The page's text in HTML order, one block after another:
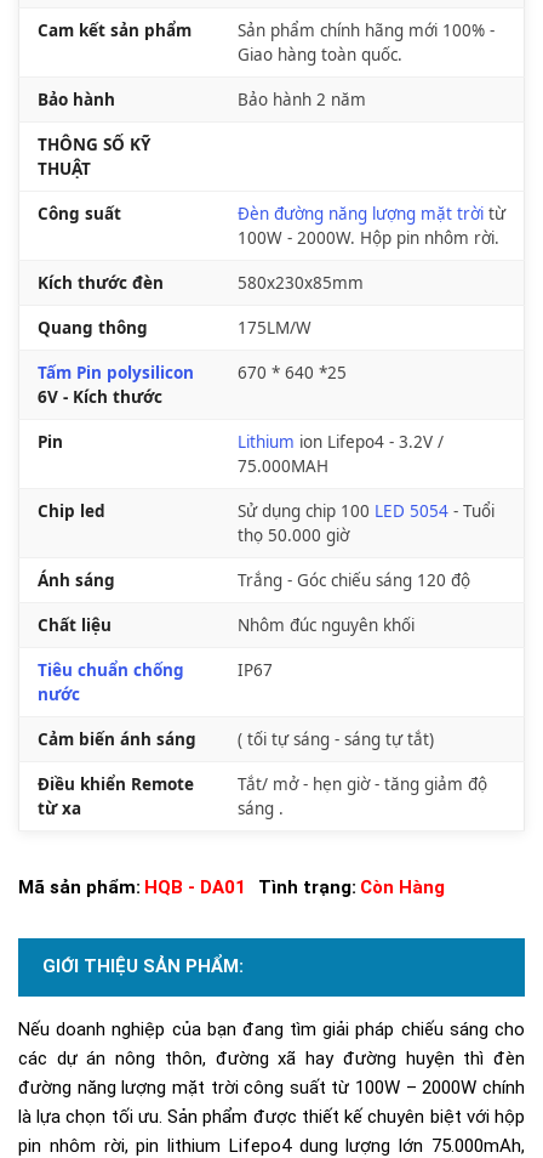
Cam kết sản phẩm
Sản phẩm chính hãng mới 100% -
Giao hàng toàn quốc.
Bảo hành Bảo hành 2 năm
THÔNG SỐ KỸ
THUẬT
Công suất Đèn đường năng lượng mặt trời từ
100W - 2000W. Hộp pin nhôm rời.
Kích thước đèn 580x230x85mm
Quang thông 175LM/W
Tấm Pin polysilicon
6V - Kích thước
670 * 640 *25
Pin Lithium ion Lifepo4 - 3.2V /
75.000MAH
Chip led Sử dụng chip 100 LED 5054 - Tuổi
thọ 50.000 giờ
Ánh sáng Trắng - Góc chiếu sáng 120 độ
Chất liệu Nhôm đúc nguyên khối
Tiêu chuẩn chống
nước
IP67
Cảm biến ánh sáng ( tối tự sáng - sáng tự tắt)
Điều khiển Remote
từ xa
Tắt/ mở - hẹn giờ - tăng giảm độ
sáng .
Mã sản phẩm: HQB - DA01 Tình trạng: Còn Hàng
GIỚI THIỆU SẢN PHẨM:
Nếu doanh nghiệp của bạn đang tìm giải pháp chiếu sáng cho
các dự án nông thôn, đường xã hay đường huyện thì đèn
đường năng lượng mặt trời công suất từ 100W – 2000W chính
là lựa chọn tối ưu. Sản phẩm được thiết kế chuyên biệt với hộp
pin nhôm rời, pin lithium Lifepo4 dung lượng lớn 75.000mAh,